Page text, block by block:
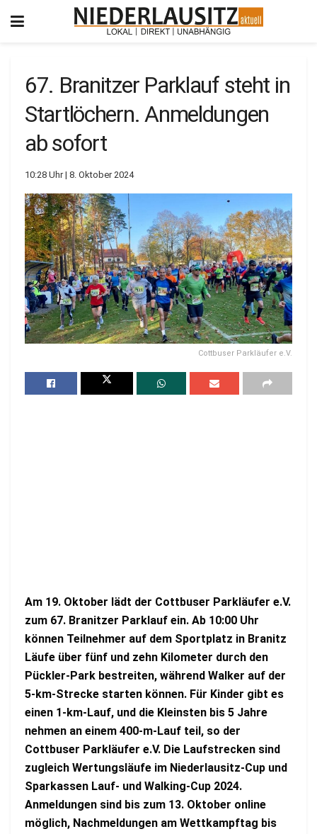
67. Branitzer Parklauf steht in
Startlöchern. Anmeldungen
ab sofort
10:28 Uhr | 8. Oktober 2024
Cottbuser Parkläufer e.V.
Am 19. Oktober lädt der Cottbuser Parkläufer e.V.
zum 67. Branitzer Parklauf ein. Ab 10:00 Uhr
können Teilnehmer auf dem Sportplatz in Branitz
Läufe über fünf und zehn Kilometer durch den
Pückler-Park bestreiten, während Walker auf der
5-km-Strecke starten können. Für Kinder gibt es
einen 1-km-Lauf, und die Kleinsten bis 5 Jahre
nehmen an einem 400-m-Lauf teil, so der
Cottbuser Parkläufer e.V. Die Laufstrecken sind
zugleich Wertungsläufe im Niederlausitz-Cup und
Sparkassen Lauf- und Walking-Cup 2024.
Anmeldungen sind bis zum 13. Oktober online
möglich, Nachmeldungen am Wettkampftag bis